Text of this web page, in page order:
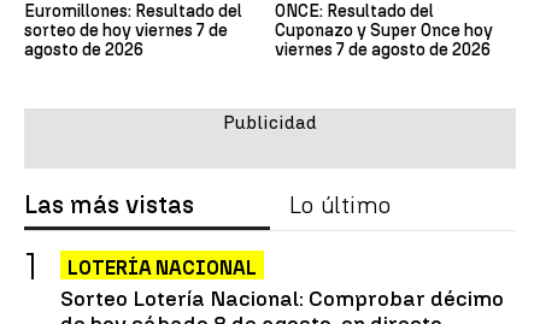
Euromillones: Resultado del
sorteo de hoy viernes 7 de
agosto de 2026
ONCE: Resultado del
Cuponazo y Super Once hoy
viernes 7 de agosto de 2026
Las más vistas Lo último
LOTERÍA NACIONAL
Sorteo Lotería Nacional: Comprobar décimo